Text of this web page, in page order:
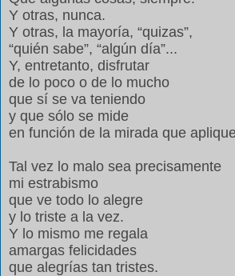
Y otras, nunca.
Y otras, la mayoría, “quizas”,
“quién sabe”, “algún día”...
Y, entretanto, disfrutar
de lo poco o de lo mucho
que sí se va teniendo
y que sólo se mide
en función de la mirada que
Tal vez lo malo sea precisamente
mi estrabismo
que ve todo lo alegre
y lo triste a la vez.
Y lo mismo me regala
amargas felicidades
que alegrías tan tristes.